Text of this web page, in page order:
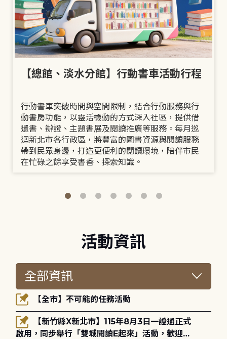
【總館、淡水分館】行動書車活動行程
行動書車突破時間與空間限制，結合行動服務與行
動書房功能，以靈活機動的方式深入社區，提供借
還書、辦證、主題書展及閱讀推廣等服務。每月巡
迴新北市各行政區，將豐富的圖書資源與閱讀服務
帶到民眾身邊，打造更便利的閱讀環境，陪伴市民
在忙碌之餘享受書香、探索知識。
活動資訊
【全市】不可能的任務活動
啟用，同步舉行「雙城閱讀E起來」活動，歡迎踴